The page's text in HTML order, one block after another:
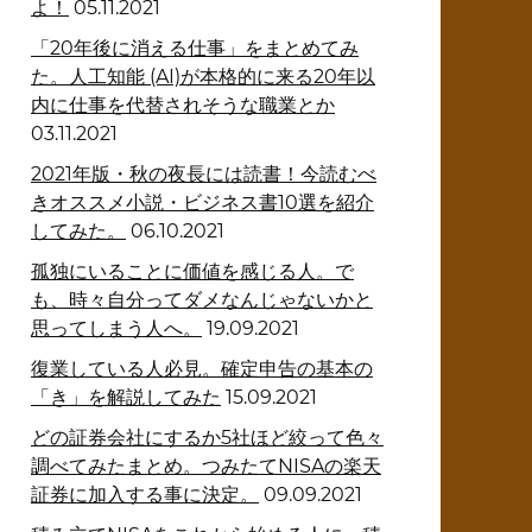
よ！ 05.11.2021
「20年後に消える仕事」をまとめてみ
た。人工知能 (AI)が本格的に来る20年以
内に仕事を代替されそうな職業とか
03.11.2021
2021年版・秋の夜長には読書！今読むべ
きオススメ小説・ビジネス書10選を紹介
してみた。
06.10.2021
孤独にいることに価値を感じる人。で
も、時々自分ってダメなんじゃないかと
思ってしまう人へ。
19.09.2021
復業している人必見。確定申告の基本の
「き」を解説してみた 15.09.2021
どの証券会社にするか5社ほど絞って色々
調べてみたまとめ。つみたてNISAの楽天
証券に加入する事に決定。
09.09.2021